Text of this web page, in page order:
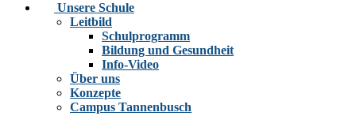
Unsere Schule
Leitbild
Schulprogramm
Bildung und Gesundheit
Info-Video
Über uns
Konzepte
Campus Tannenbusch